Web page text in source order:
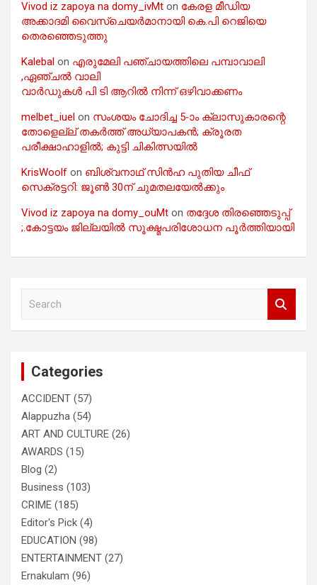
Vivod iz zapoya na domy_ivMt on കേരള മീഡിയ
അക്കാദമി വൈസ്ചെയർമാനായി കെ.പി റെജിയെ
തെരഞ്ഞെടുത്തു
Kalebal on എരുമേലി പഞ്ചായത്തിലെ പമ്പാവാലി
,ഏഞ്ചൽ വാലി
വാർഡുകൾ പി ടി ആറിൽ നിന്ന് ഒഴിവാക്കണം
melbet_iuel on സംശയം ചോദിച്ച 5-ാം ക്ലാസുകാരന്റെ
തോളെല്ല് തകർത്ത് അധ്യാപകൻ; ക്രൂരത
പരീക്ഷാഹാളിൽ; കുട്ടി ചികിത്സയിൽ
KrisWoolf on ബിശ്വനാഥ് സിൻഹ പുതിയ ചീഫ്
സെക്രട്ടറി: ജൂൺ 30ന് ചുമതലയേൽക്കും
Vivod iz zapoya na domy_ouMt on തദ്ദേശ തിരഞ്ഞെടുപ്പ്
;.കോട്ടയം ജില്ലയിൽ സൂക്ഷ്മപരിശോധന പൂർത്തിയായി
Categories
ACCIDENT (57)
Alappuzha (54)
ART AND CULTURE (26)
AWARDS (15)
Blog (2)
Business (103)
CRIME (185)
Editor's Pick (4)
EDUCATION (98)
ENTERTAINMENT (27)
Ernakulam (96)